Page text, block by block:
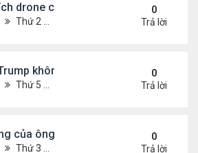
drone có thể thay đổi quy tắc chiến
Thứ 2 Tháng 6 02, 2025 5:41 pm
0
Trả lời
không muốn áp lệnh trừng phạt
Thứ 5 Tháng 5 29, 2025 8:32 am
0
Trả lời
của ông Trump với nỗ lực chấm dứt
Thứ 3 Tháng 5 27, 2025 6:13 pm
0
Trả lời